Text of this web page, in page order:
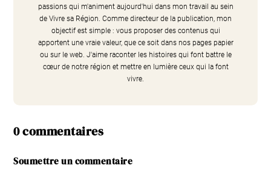
passions qui m'animent aujourd'hui dans mon travail au sein
de Vivre sa Région. Comme directeur de la publication, mon
objectif est simple : vous proposer des contenus qui
apportent une vraie valeur, que ce soit dans nos pages papier
ou sur le web. J'aime raconter les histoires qui font battre le
cœur de notre région et mettre en lumière ceux qui la font
vivre.
0 commentaires
Soumettre un commentaire